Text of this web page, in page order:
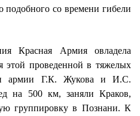
подобного со времени гибели
Красная Армия овладела
этой проведенной в тяжелых
армии Г.К. Жукова и И.С.
на 500 км, заняли Краков,
группировку в Познани. К